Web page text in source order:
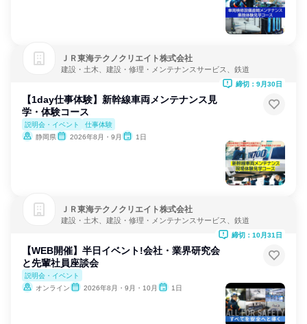
ＪＲ東海テクノクリエイト株式会社
建設・土木、建設・修理・メンテナンスサービス、鉄道
【1day仕事体験】新幹線車両メンテナンス見
学・体験コース
説明会・イベント
仕事体験
静岡県
2026年8月・9月 1日
締切：9月30日
ＪＲ東海テクノクリエイト株式会社
建設・土木、建設・修理・メンテナンスサービス、鉄道
【WEB開催】半日イベント!会社・業界研究会
と先輩社員座談会
説明会・イベント
オンライン
2026年8月・9月・10月 1日
締切：10月31日